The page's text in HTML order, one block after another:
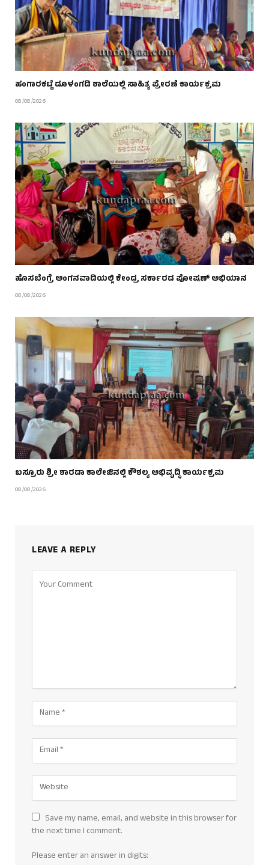
ಹಂಗಾರಕಟ್ಟೆ ದೂಳಂಗಡಿ ಶಾಲೆಯಲ್ಲಿ ಸಾಹಿತ್ಯ ಪ್ರೇರಣೆ ಕಾರ್ಯಕ್ರಮ
08/08/2026
ಹೊಸಬೆಂಗ್ರೆ ಅಂಗನವಾಡಿಯಲ್ಲಿ ಕೇಂದ್ರ ಸರ್ಕಾರದ ಪೋಷಣ್ ಅಭಿಯಾನ
08/08/2026
ಬಸ್ರೂರು ಶ್ರೀ ಶಾರದಾ ಕಾಲೇಜಿನಲ್ಲಿ ಕೌಶಲ್ಯ ಅಭಿವೃದ್ಧಿ ಕಾರ್ಯಕ್ರಮ
08/08/2026
LEAVE A REPLY
Save my name, email, and website in this browser for
the next time I comment.
Please enter an answer in digits: